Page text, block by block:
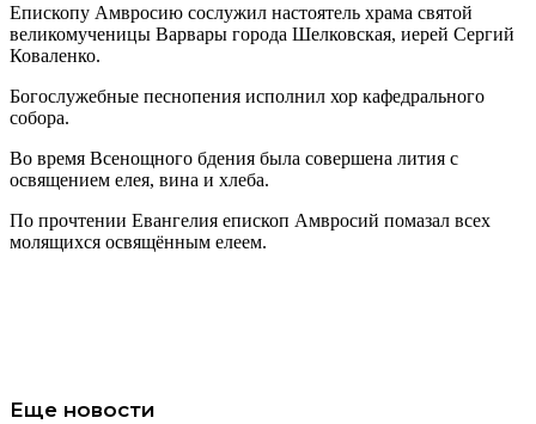
Епископу Амвросию сослужил настоятель храма святой
великомученицы Варвары города Шелковская, иерей Сергий
Коваленко.
Богослужебные песнопения исполнил хор кафедрального
собора.
Во время Всенощного бдения была совершена лития с
освящением елея, вина и хлеба.
По прочтении Евангелия епископ Амвросий помазал всех
молящихся освящённым елеем.
Еще новости